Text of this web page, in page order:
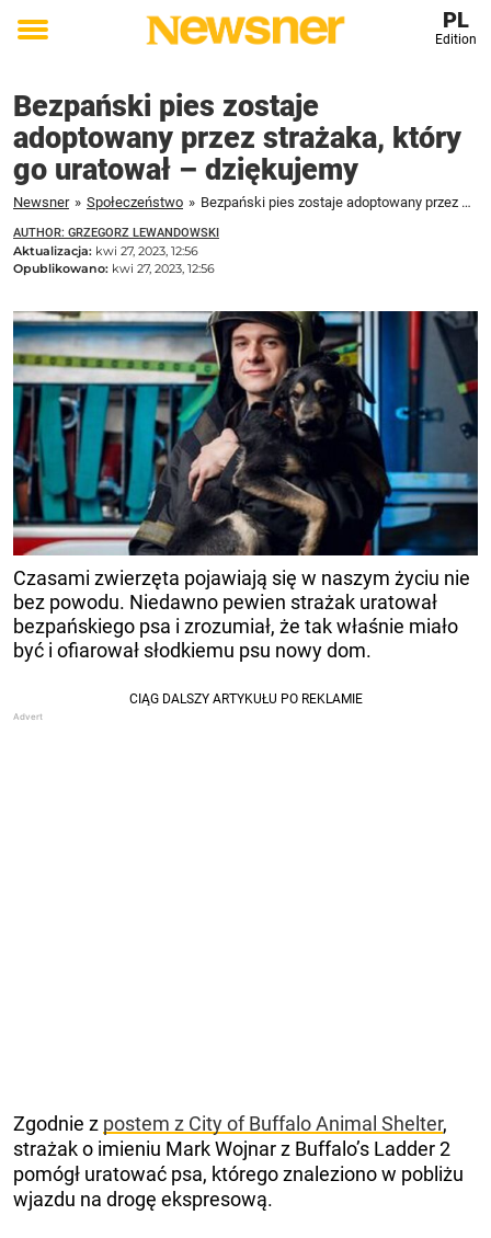
Toggle
PL
Edition
Bezpański pies zostaje
adoptowany przez strażaka, który
go uratował – dziękujemy
Newsner » Społeczeństwo » Bezpański pies zostaje adoptowany przez strażaka, który go uratował - dziękujemy
AUTHOR: GRZEGORZ LEWANDOWSKI
Aktualizacja: kwi 27, 2023, 12:56
Opublikowano: kwi 27, 2023, 12:56
Czasami zwierzęta pojawiają się w naszym życiu nie
bez powodu. Niedawno pewien strażak uratował
bezpańskiego psa i zrozumiał, że tak właśnie miało
być i ofiarował słodkiemu psu nowy dom.
Zgodnie z postem z City of Buffalo Animal Shelter,
strażak o imieniu Mark Wojnar z Buffalo’s Ladder 2
pomógł uratować psa, którego znaleziono w pobliżu
wjazdu na drogę ekspresową.